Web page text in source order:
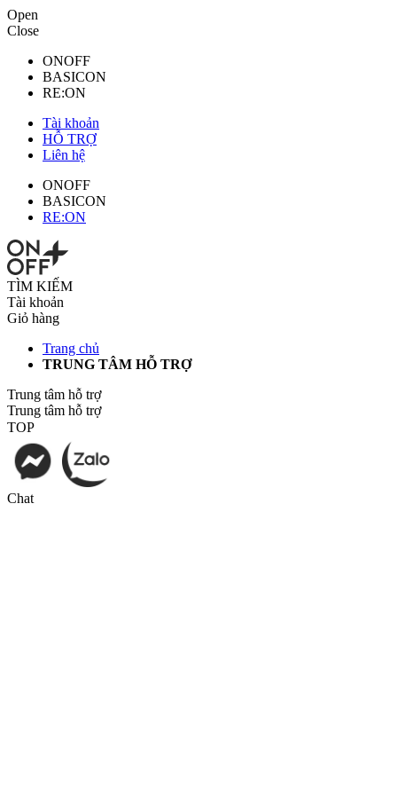
Open
Close
ONOFF
BASICON
RE:ON
Tài khoản
HỖ TRỢ
Liên hệ
ONOFF
BASICON
RE:ON
TÌM KIẾM
Tài khoản
Giỏ hàng
Trang chủ
TRUNG TÂM HỖ TRỢ
Trung tâm hỗ trợ
Trung tâm hỗ trợ
TOP
Chat